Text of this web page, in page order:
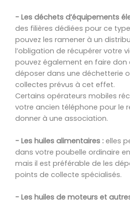
- Les déchetsd’équipements
des filières dédiées pour ce
pouvez les ramener à un
l’obligation de récupérer votre
pouvez également en faire don
déposer dans une déchetterie
collectes prévus à cet effet.
Certainsopérateurs mobiles ré
votre ancien téléphone pour le
donner à une association.
- Les huiles alimentaires :elles
dans votre poubelle ordinaire
mais il est préférable de les
points de collecte spécialisés.
- Les huiles de moteurs et